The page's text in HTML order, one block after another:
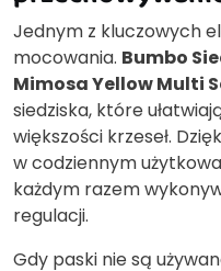
Jednym z kluczowych
mocowania. Bumbo
Mimosa Yellow Multi
siedziska, które
większości krzeseł.
w codziennym
każdym razem
regulacji.
Gdy paski nie są